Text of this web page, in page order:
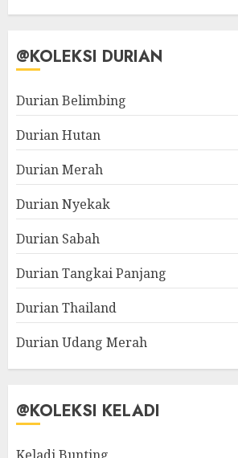
@KOLEKSI DURIAN
Durian Belimbing
Durian Hutan
Durian Merah
Durian Nyekak
Durian Sabah
Durian Tangkai Panjang
Durian Thailand
Durian Udang Merah
@KOLEKSI KELADI